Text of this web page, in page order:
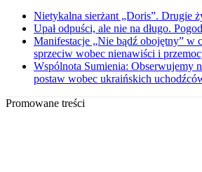
Nietykalna sierżant „Doris”. Drugie
Upał odpuści, ale nie na długo.
Manifestacje „Nie bądź obojętny” w
sprzeciw wobec nienawiści i
Wspólnota Sumienia: Obserwujemy
postaw wobec ukraińskich
Promowane treści